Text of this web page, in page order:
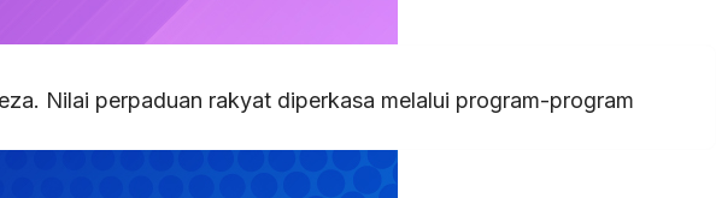
Nilai perpaduan rakyat diperkasa melalui program-program